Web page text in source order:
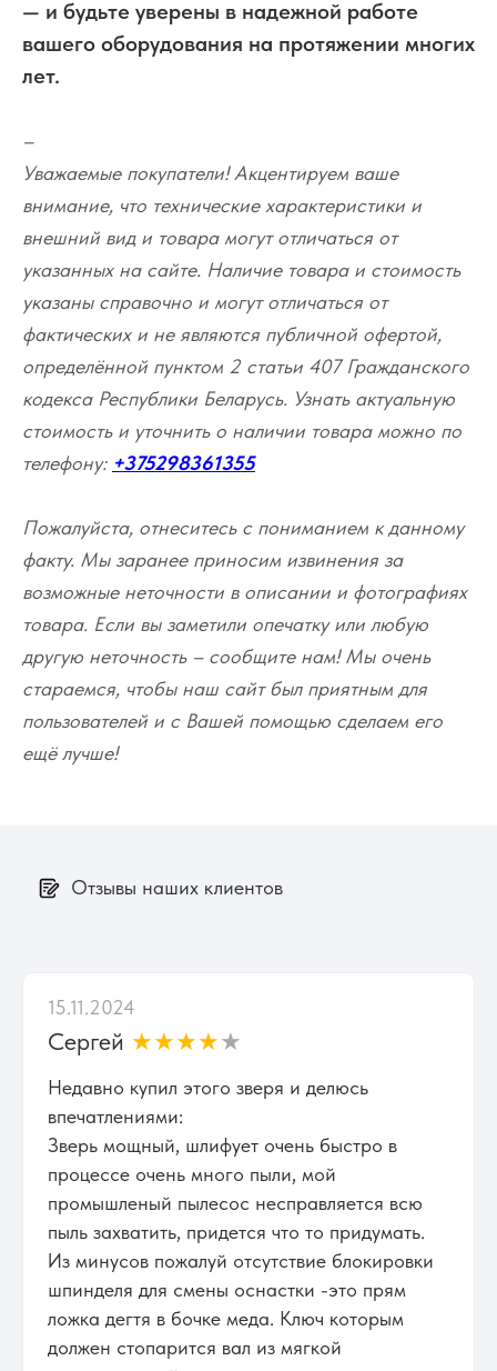
— и будьте уверены в надежной работе
вашего оборудования на протяжении многих
лет.
–
Уважаемые покупатели! Акцентируем ваше
внимание, что технические характеристики и
внешний вид и товара могут отличаться от
указанных на сайте. Наличие товара и стоимость
указаны справочно и могут отличаться от
фактических и не являются публичной офертой,
определённой пунктом 2 статьи 407 Гражданского
кодекса Республики Беларусь. Узнать актуальную
стоимость и уточнить о наличии товара можно по
телефону: +375298361355
Пожалуйста, отнеситесь с пониманием к данному
факту. Мы заранее приносим извинения за
возможные неточности в описании и фотографиях
товара. Если вы заметили опечатку или любую
другую неточность – сообщите нам! Мы очень
стараемся, чтобы наш сайт был приятным для
пользователей и с Вашей помощью сделаем его
ещё лучше!
Отзывы наших клиентов
15.11.2024
Сергей ★★★★★
Недавно купил этого зверя и делюсь
впечатлениями:
Зверь мощный, шлифует очень быстро в
процессе очень много пыли, мой
промышленый пылесос несправляется всю
пыль захватить, придется что то придумать.
Из минусов пожалуй отсутствие блокировки
шпинделя для смены оснастки -это прям
ложка дегтя в бочке меда. Ключ которым
должен стопарится вал из мягкой